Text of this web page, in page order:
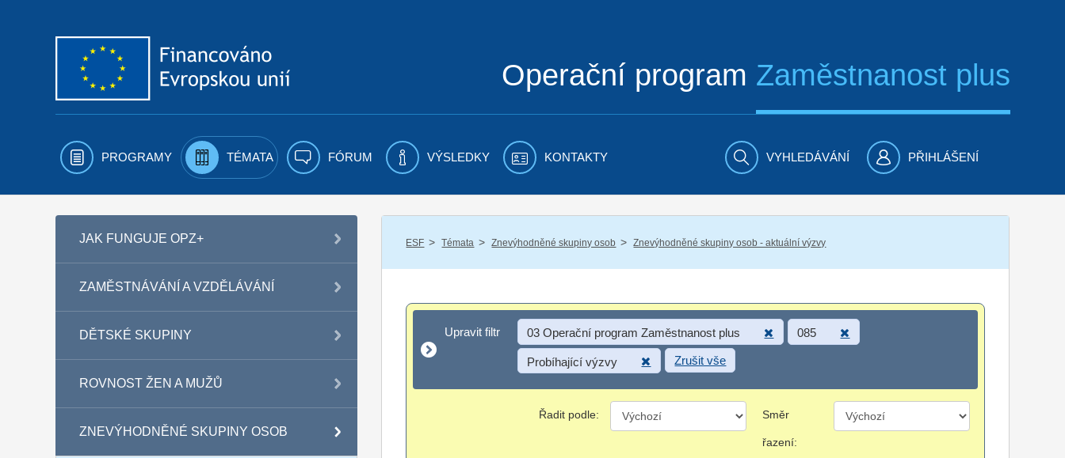
Operační program Zaměstnanost plus
PROGRAMY TÉMATA FÓRUM VÝSLEDKY KONTAKTY VYHLEDÁVÁNÍ PŘIHLÁŠENÍ
JAK FUNGUJE OPZ+
ZAMĚSTNÁVÁNÍ A VZDĚLÁVÁNÍ
DĚTSKÉ SKUPINY
ROVNOST ŽEN A MUŽŮ
ZNEVÝHODNĚNÉ SKUPINY OSOB
ESF / Témata / Znevýhodněné skupiny osob / Znevýhodněné skupiny osob - aktuální výzvy
Upravit filtr
Upravit filtr 03 Operační program Zaměstnanost plus 085
Probíhající výzvy Zrušit vše
Řadit podle: Směr
řazení: